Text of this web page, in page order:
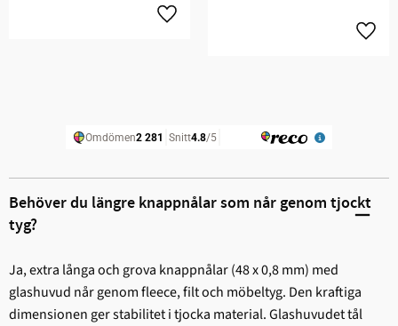
Behöver du längre knappnålar som når genom tjockt
tyg?
Ja, extra långa och grova knappnålar (48 x 0,8 mm) med
glashuvud når genom fleece, filt och möbeltyg. Den kraftiga
dimensionen ger stabilitet i tjocka material. Glashuvudet tål